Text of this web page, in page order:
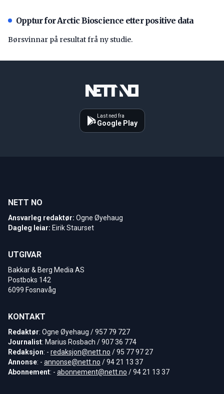
Opptur for Arctic Bioscience etter positive data
Børsvinnar på resultat frå ny studie.
Last ned fra
Google Play
NETT NO
Ansvarleg redaktør: Ogne Øyehaug
Dagleg leiar: Eirik Staurset
UTGIVAR
Bakkar & Berg Media AS
Postboks 142
6099 Fosnavåg
KONTAKT
Redaktør: Ogne Øyehaug / 957 79 727
Journalist: Marius Rosbach / 907 36 774
Redaksjon: - redaksjon@nett.no / 95 77 97 27
Annonse: - annonse@nett.no / 94 21 13 37
Abonnement: - abonnement@nett.no / 94 21 13 37